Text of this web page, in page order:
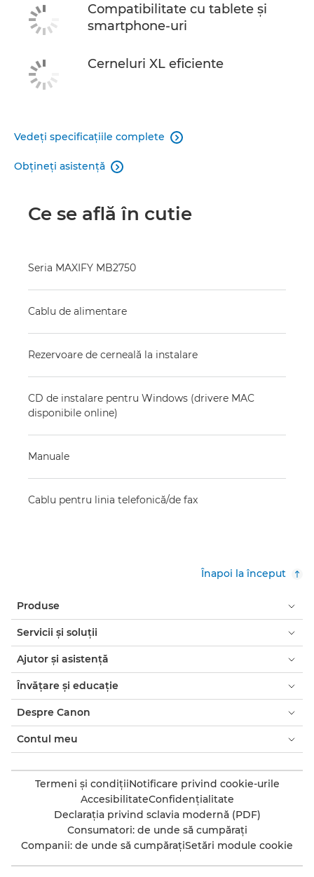
Compatibilitate cu tablete şi
smartphone-uri
Cerneluri XL eficiente
Vedeţi specificaţiile complete 
Obţineţi asistenţă 
Ce se află în cutie
Seria MAXIFY MB2750
Cablu de alimentare
Rezervoare de cerneală la instalare
CD de instalare pentru Windows (drivere MAC
disponibile online)
Manuale
Cablu pentru linia telefonică/de fax
Înapoi la început
Produse
Servicii şi soluţii
Ajutor şi asistenţă
Învăţare şi educaţie
Despre Canon
Contul meu
Termeni şi condiţiiNotificare privind cookie-urile
AccesibilitateConfidenţialitate
Declaraţia privind sclavia modernă (PDF)
Consumatori: de unde să cumpăraţi
Companii: de unde să cumpăraţiSetări module cookie